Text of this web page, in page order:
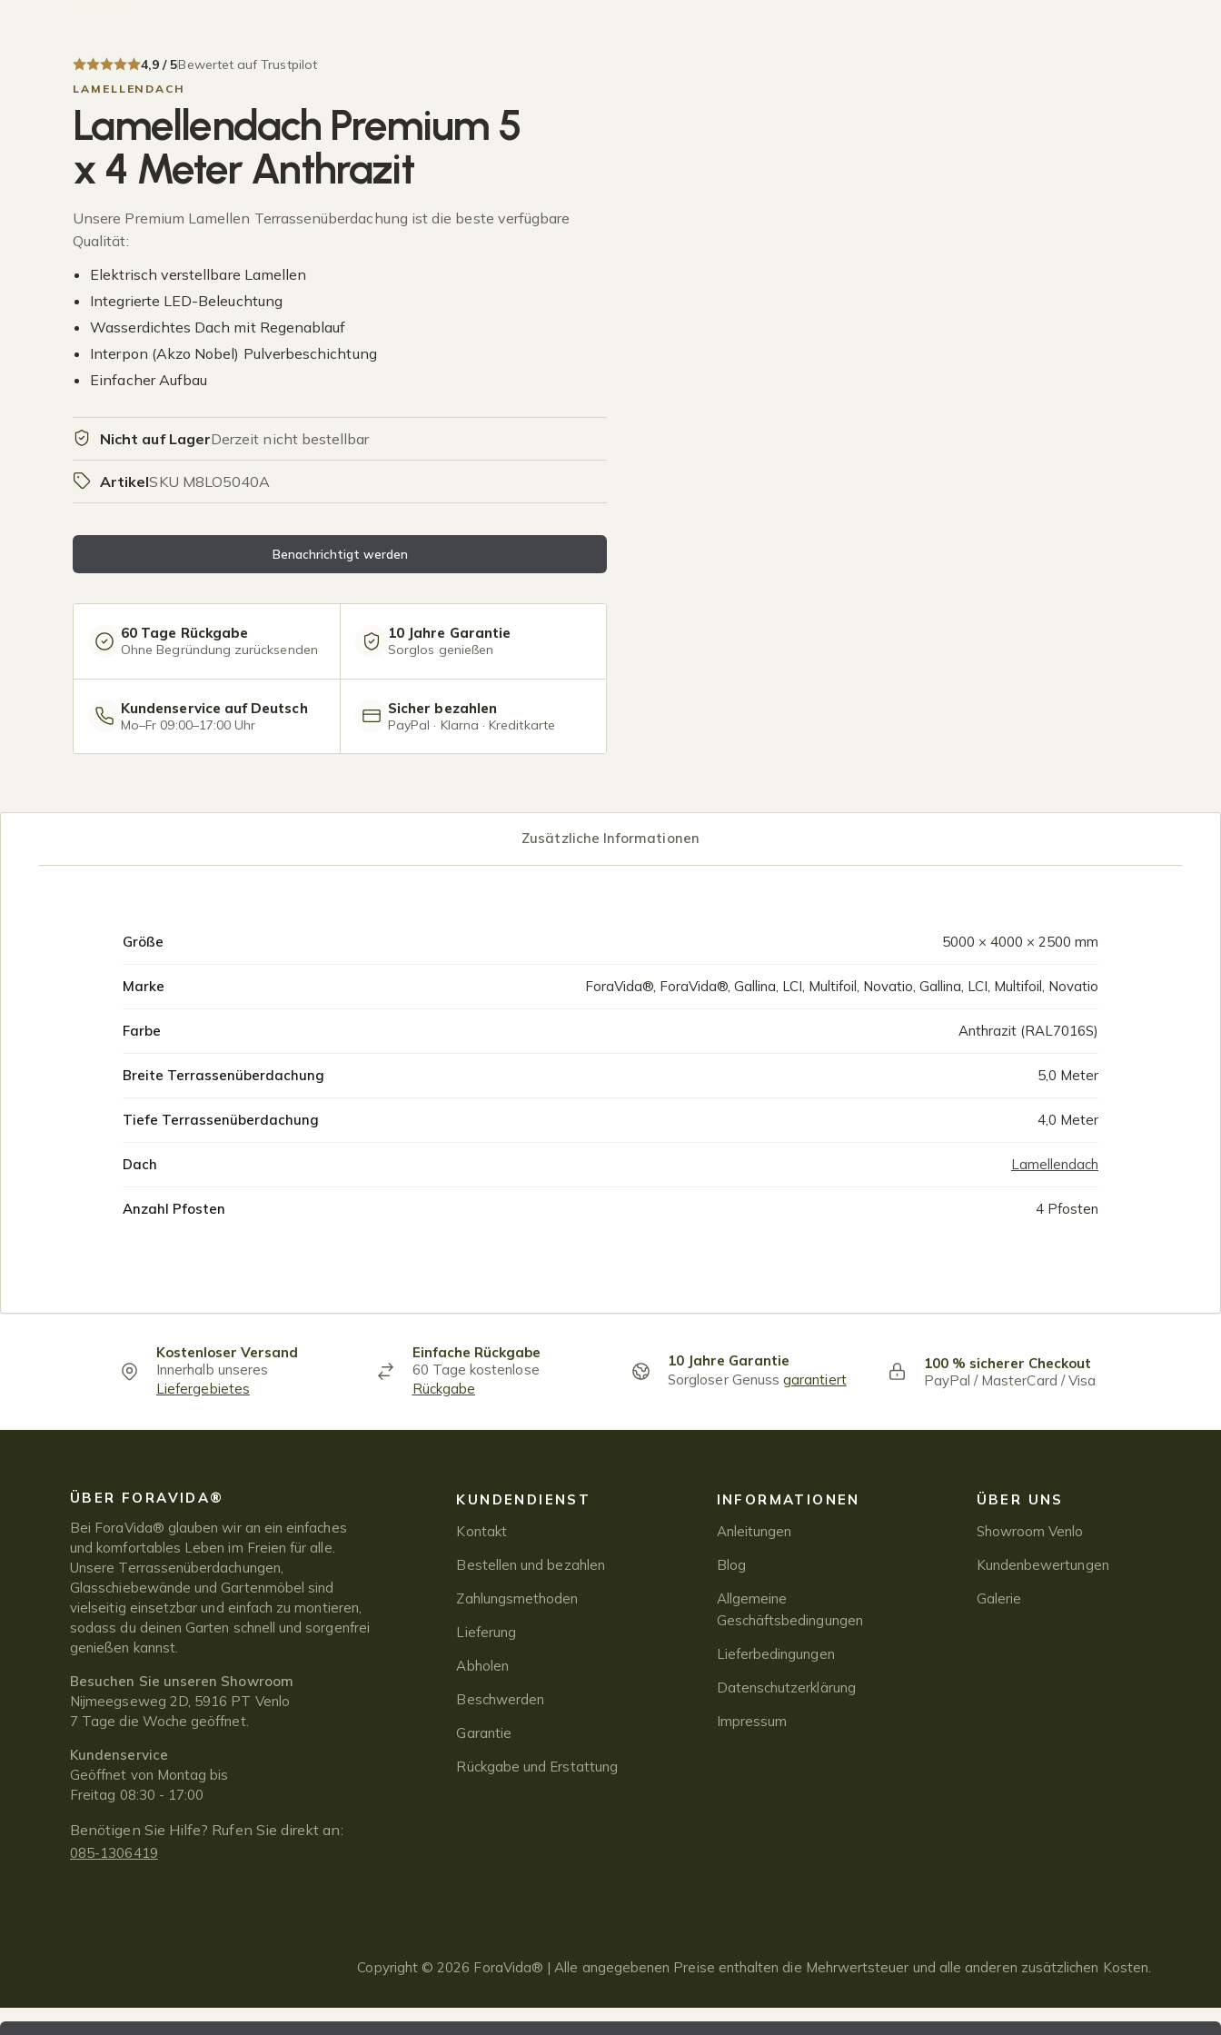
4,9 / 5Bewertet auf Trustpilot
LAMELLENDACH
Lamellendach Premium 5
x 4 Meter Anthrazit
Unsere Premium Lamellen Terrassenüberdachung ist die beste verfügbare
Qualität:
Elektrisch verstellbare Lamellen
Integrierte LED-Beleuchtung
Wasserdichtes Dach mit Regenablauf
Interpon (Akzo Nobel) Pulverbeschichtung
Einfacher Aufbau
Nicht auf LagerDerzeit nicht bestellbar
ArtikelSKU M8LO5040A
Benachrichtigt werden
60 Tage Rückgabe
Ohne Begründung zurücksenden
10 Jahre Garantie
Sorglos genießen
Kundenservice auf Deutsch
Mo–Fr 09:00–17:00 Uhr
Sicher bezahlen
PayPal · Klarna · Kreditkarte
Zusätzliche Informationen
Größe 5000 × 4000 × 2500 mm
Marke ForaVida®, ForaVida®, Gallina, LCI, Multifoil, Novatio, Gallina, LCI, Multifoil, Novatio
Farbe Anthrazit (RAL7016S)
Breite Terrassenüberdachung 5,0 Meter
Tiefe Terrassenüberdachung 4,0 Meter
Dach Lamellendach
Anzahl Pfosten 4 Pfosten
Kostenloser Versand
Innerhalb unseres
Liefergebietes
Einfache Rückgabe
60 Tage kostenlose
Rückgabe
10 Jahre Garantie
Sorgloser Genussgarantiert
100 % sicherer Checkout
PayPal / MasterCard / Visa
ÜBER FORAVIDA®
Bei ForaVida® glauben wir an ein einfaches
und komfortables Leben im Freien für alle.
Unsere Terrassenüberdachungen,
Glasschiebewände und Gartenmöbel sind
vielseitig einsetzbar und einfach zu montieren,
sodass du deinen Garten schnell und sorgenfrei
genießen kannst.
Besuchen Sie unseren Showroom
Nijmeegseweg 2D, 5916 PT Venlo
7 Tage die Woche geöffnet.
Kundenservice
Geöffnet von Montag bis
Freitag 08:30 - 17:00
Benötigen Sie Hilfe? Rufen Sie direkt an:
085-1306419
KUNDENDIENST
Kontakt
Bestellen und bezahlen
Zahlungsmethoden
Lieferung
Abholen
Beschwerden
Garantie
Rückgabe und Erstattung
INFORMATIONEN
Anleitungen
Blog
Allgemeine
Geschäftsbedingungen
Lieferbedingungen
Datenschutzerklärung
Impressum
ÜBER UNS
Showroom Venlo
Kundenbewertungen
Galerie
Copyright © 2026 ForaVida® | Alle angegebenen Preise enthalten die Mehrwertsteuer und alle anderen zusätzlichen Kosten.